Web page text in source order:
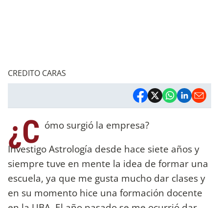
CREDITO CARAS
¿C ómo surgió la empresa?
Investigo Astrología desde hace siete años y
siempre tuve en mente la idea de formar una
escuela, ya que me gusta mucho dar clases y
en su momento hice una formación docente